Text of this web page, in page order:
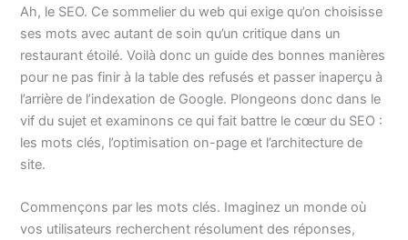
Ah, le SEO. Ce sommelier du web qui exige qu’on choisisse
ses mots avec autant de soin qu’un critique dans un
restaurant étoilé. Voilà donc un guide des bonnes manières
pour ne pas finir à la table des refusés et passer inaperçu à
l’arrière de l’indexation de Google. Plongeons donc dans le
vif du sujet et examinons ce qui fait battre le cœur du SEO :
les mots clés, l’optimisation on-page et l’architecture de
site.
Commençons par les mots clés. Imaginez un monde où
vos utilisateurs recherchent résolument des réponses,